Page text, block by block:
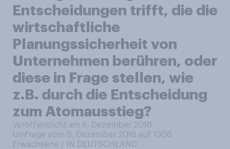
Entscheidungen trifft, die die
wirtschaftliche
Planungssicherheit von
Unternehmen berühren, oder
diese in Frage stellen, wie
z.B. durch die Entscheidung
zum Atomausstieg?
Veröffentlicht am 6. Dezember 2016
Umfrage vom 6. Dezember 2016 auf 1306
Erwachsene / IN DEUTSCHLAND